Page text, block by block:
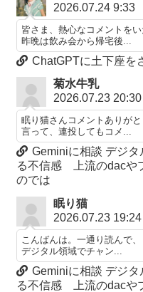
2026.07.24 9:33
皆さま、熱心なコメントを
昨晩は飲み会から帰宅後...
ChatGPTに土下座を
菊水牛乳
2026.07.23 20:30
眠り猫さんコメントありが
言って、連投してもコメ...
Geminiに相談 デジ
る不信感 上流のdacや
のでは
眠り猫
2026.07.23 19:24
こんばんは。一通り読んで
デジタル領域でチャン...
Geminiに相談 デジ
る不信感 上流のdacや